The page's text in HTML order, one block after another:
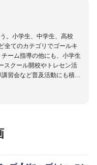
。小学生、中学生、高校
全てのカテゴリでゴールキ
ーム指導の他にも、小学生
スクール開校やトレセン活
習会など普及活動にも積極
ロ選手」まで指導する日本
ッカー協会公認Ｂ級・日本